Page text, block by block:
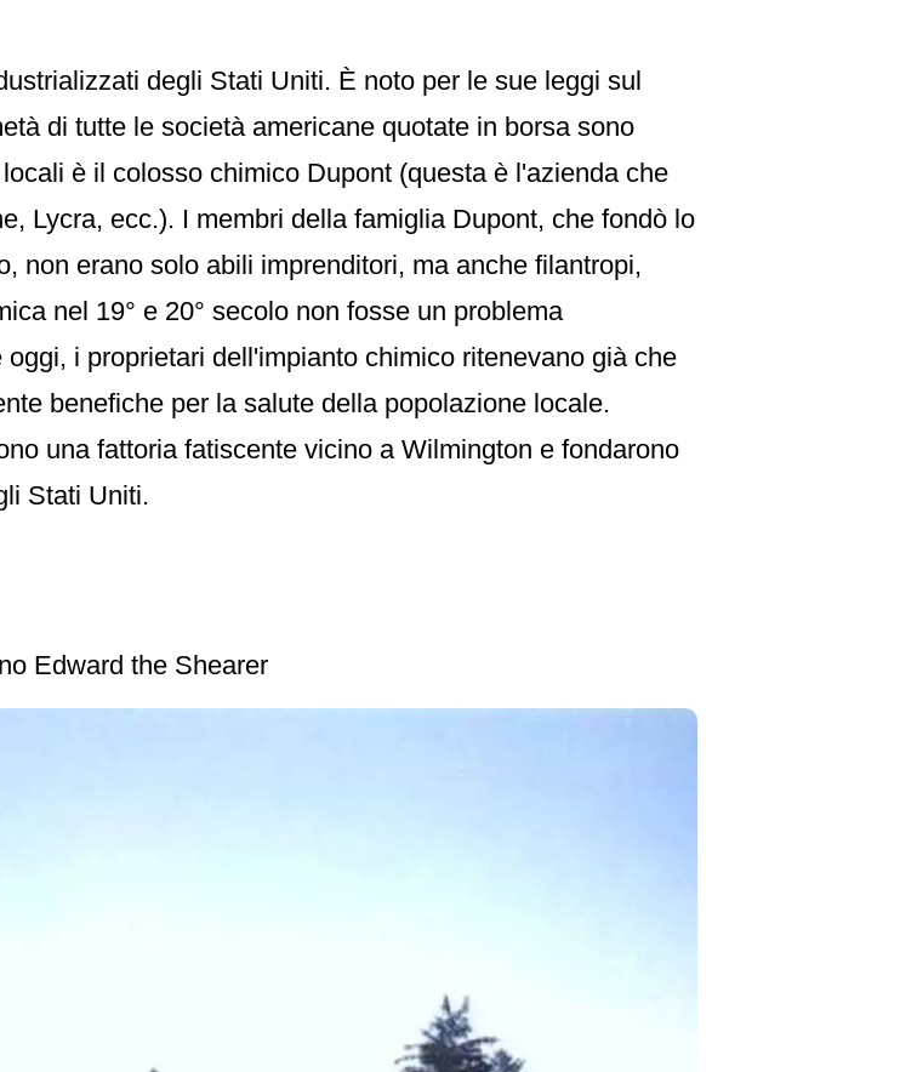
degli Stati Uniti. È noto per le sue leggi sul
di tutte le società americane quotate in borsa sono
è il colosso chimico Dupont (questa è l'azienda che
Lycra, ecc.). I membri della famiglia Dupont, che fondò lo
non erano solo abili imprenditori, ma anche filantropi,
nel 19° e 20° secolo non fosse un problema
i proprietari dell'impianto chimico ritenevano già che
benefiche per la salute della popolazione locale.
una fattoria fatiscente vicino a Wilmington e fondarono
Stati Uniti.
Edward the Shearer